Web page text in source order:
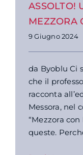
ASSOLTO!
MEZZORA
9 Giugno 2024
da Byoblu Ci
che il
racconta
Messora, nel
“Mezzora con
queste.